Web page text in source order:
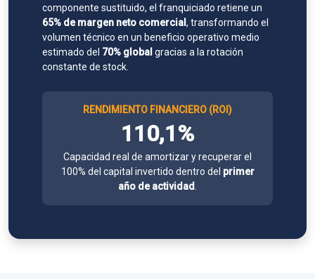
componente sustituido, el franquiciado retiene un
65% de margen neto comercial , transformando el
volumen técnico en un beneficio operativo medio
estimado del 70% global gracias a la rotación
constante de stock.
RENDIMIENTO FINANCIERO (ROI)
110,1%
Capacidad real de amortizar y recuperar el
100% del capital invertido dentro del primer
año de actividad .